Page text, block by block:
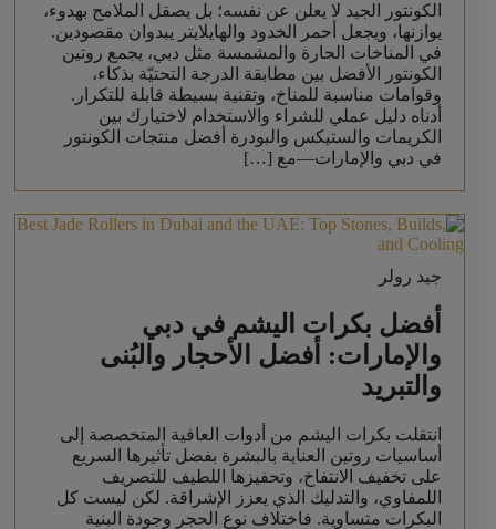
الكونتور الجيد لا يعلن عن نفسه؛ بل يصقل الملامح بهدوء،
يوازنها، ويجعل أحمر الخدود والهايلايتر يبدوان مقصودين.
في المناخات الحارة والمشمسة مثل دبي، يجمع روتين
الكونتور الأفضل بين مطابقة الدرجة التحتيّة بذكاء،
وقوامات مناسبة للمناخ، وتقنية بسيطة قابلة للتكرار.
أدناه دليل عملي للشراء والاستخدام لاختيارك بين
الكريمات والستيكس والبودرة أفضل منتجات الكونتور
في دبي والإمارات—مع […]
جيد رولر
أفضل بكرات اليشم في دبي
والإمارات: أفضل الأحجار والبُنى
والتبريد
انتقلت بكرات اليشم من أدوات العافية المتخصصة إلى
أساسيات روتين العناية بالبشرة بفضل تأثيرها السريع
على تخفيف الانتفاخ، وتحفيزها اللطيف للتصريف
اللمفاوي، والتدليك الذي يعزز الإشراقة. لكن ليست كل
البكرات متساوية. فاختلاف نوع الحجر وجودة البنية